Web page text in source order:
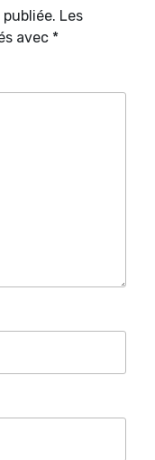
Les
avec *